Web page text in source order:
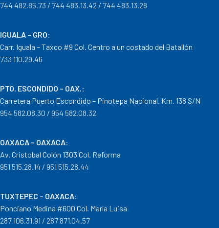
744 482.85.73 / 744 483.13.42 / 744 483.13.28
IGUALA – GRO:
Carr. Iguala – Taxco #9 Col. Centro a un costado del Batallón
733 110.29.46
PTO. ESCONDIDO – OAX.:
Carretera Puerto Escondido – Pinotepa Nacional. Km. 138 S/N
954 582.08.30 / 954 582.08.32
OAXACA – OAXACA:
Av. Cristobal Colón 1303 Col. Reforma
951 515.28.14 / 951 515.28.44
TUXTEPEC – OAXACA:
Ponciano Medina #600 Col. María Luisa
287 106.31.91 / 287 871.04.57